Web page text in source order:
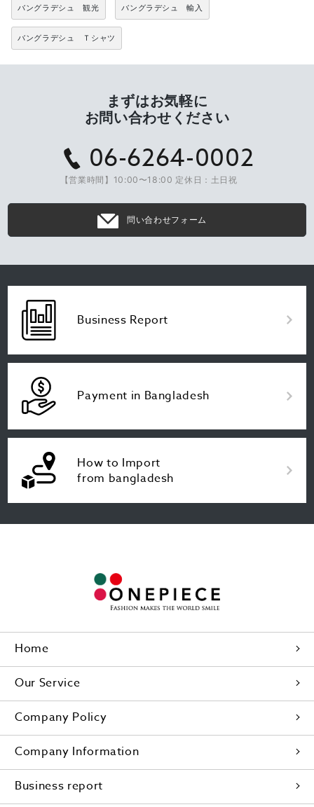
バングラデシュ 観光 バングラデシュ 輸入
バングラデシュ Ｔシャツ
まずはお気軽に
お問い合わせください
06-6264-0002
【営業時間】10:00〜18:00 定休日：土日祝
問い合わせフォーム
Business Report
Payment in Bangladesh
How to Import
from bangladesh
Home
Our Service
Company Policy
Company Information
Business report